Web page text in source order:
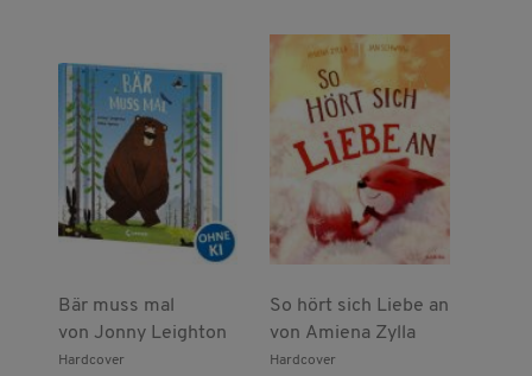
Bär muss mal
von Jonny Leighton
Hardcover
So hört sich Liebe an
von Amiena Zylla
Hardcover